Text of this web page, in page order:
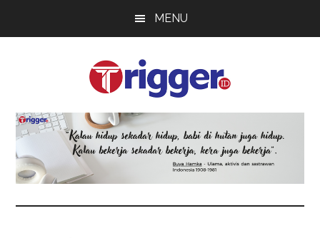
MENU
Trigger
Terkini